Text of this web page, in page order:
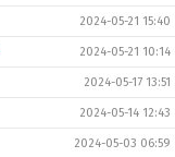
2024-05-21 15:40
2024-05-21 10:14
2024-05-17 13:51
2024-05-14 12:43
2024-05-03 06:59